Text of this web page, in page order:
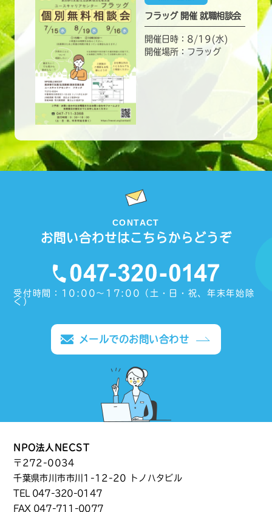
フラッグ 開催 就職相談会
開催日時：8/19(水)
開催場所：フラッグ
CONTACT
お問い合わせはこちらからどうぞ
受付時間：10:00〜17:00（土・日・祝、年末年始除
く）
メールでのお問い合わせ
NPO法人NECST
〒272-0034
千葉県市川市市川1-12-20 トノハタビル
TEL 047-320-0147
FAX 047-711-0077